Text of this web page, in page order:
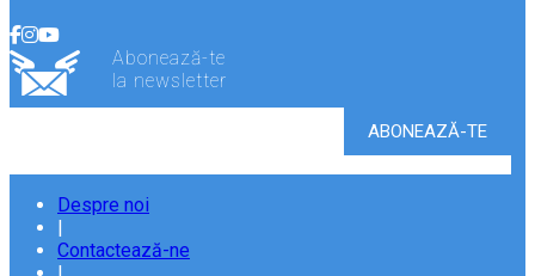
Abonează-te
la newsletter
Despre noi
|
Contactează-ne